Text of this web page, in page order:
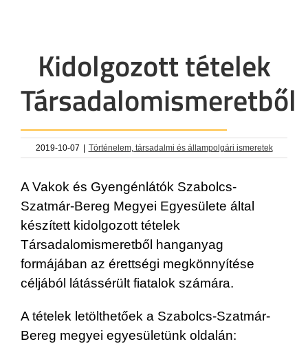
Kidolgozott tételek
Társadalomismeretből
2019-10-07 | Történelem, társadalmi és állampolgári ismeretek
A Vakok és Gyengénlátók Szabolcs-
Szatmár-Bereg Megyei Egyesülete által
készített kidolgozott tételek
Társadalomismeretből hanganyag
formájában az érettségi megkönnyítése
céljából látássérült fiatalok számára.
A tételek letölthetőek a Szabolcs-Szatmár-
Bereg megyei egyesületünk oldalán: